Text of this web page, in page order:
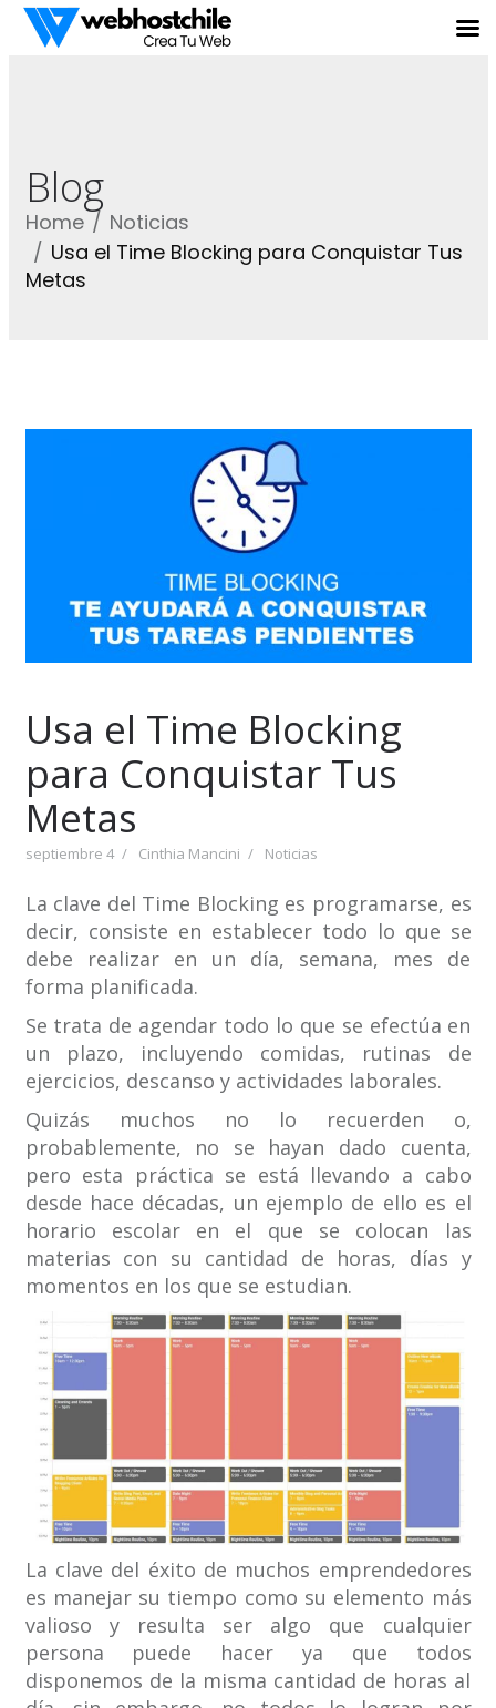
Blog
Home
Noticias
Usa el Time Blocking para Conquistar Tus
Metas
Usa el Time Blocking
para Conquistar Tus
Metas
septiembre 4 Cinthia Mancini Noticias
La clave del Time Blocking es programarse, es
decir, consiste en establecer todo lo que se
debe realizar en un día, semana, mes de
forma planificada.
Se trata de agendar todo lo que se efectúa en
un plazo, incluyendo comidas, rutinas de
ejercicios, descanso y actividades laborales.
Quizás muchos no lo recuerden o,
probablemente, no se hayan dado cuenta,
pero esta práctica se está llevando a cabo
desde hace décadas, un ejemplo de ello es el
horario escolar en el que se colocan las
materias con su cantidad de horas, días y
momentos en los que se estudian.
La clave del éxito de muchos emprendedores
es manejar su tiempo como su elemento más
valioso y resulta ser algo que cualquier
persona puede hacer ya que todos
disponemos de la misma cantidad de horas al